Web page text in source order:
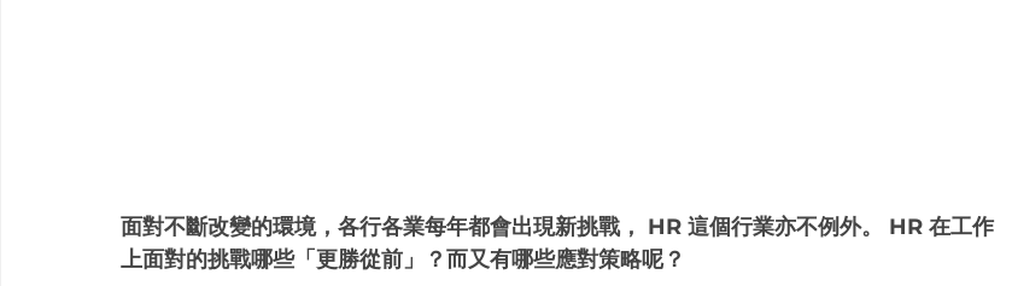
面對不斷改變的環境，各行各業每年都會出現新挑戰， HR 這個行業亦不例外。 HR 在工作
上面對的挑戰哪些「更勝從前」？而又有哪些應對策略呢？